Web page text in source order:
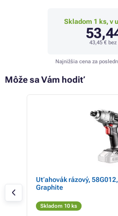
Skladom 1 ks, v
43,45 €bez
Najnižšia cena za
Môže sa Vám hodiť
Uťahovák rázový,
Graphite
Skladom 10 ks